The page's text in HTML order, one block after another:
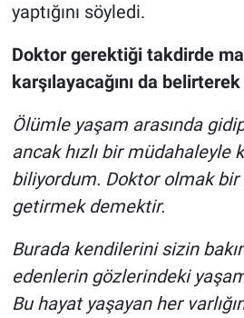
yaptığını söyledi.
Doktor gerektiği takdirde
karşılayacağını da
Ölümle yaşam arasında
ancak hızlı bir
biliyordum. Doktor olmak
getirmek demektir.
Burada kendilerini sizin
edenlerin gözlerindeki
Bu hayat yaşayan her
Popüler
Programlar
Sağlık
Spor
Teknoloji
Türkiye'nin Geleceği